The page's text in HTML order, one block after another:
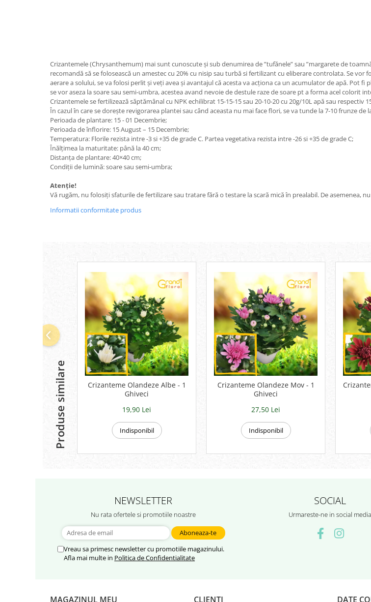
Crizantemele (Chrysanthemum) mai sunt cunoscute și sub denumirea de ”tufănele” sau ”margarete de
recomandă să se folosească un amestec cu 20% cu nisip sau turbă si fertilizant cu eliberare controlata. Se
aerare a solului, se va folosi perlit și veți avea și avantajul că acesta va acționa ca un acumulator de apă. Pot
se vor aseza la soare sau semi-umbra, acestea avand nevoie de destule raze de soare pt a forma acel colorit
Crizantemele se fertilizează săptămânal cu NPK echilibrat 15-15-15 sau 20-10-20 cu 20g/10L apă sau respectiv
În cazul în care se dorește revigorarea plantei sau când aceasta nu mai face flori, se va tunde la 7-10 frunze de
Perioada de plantare: 15 - 01 Decembrie;
Perioada de înflorire: 15 August – 15 Decembrie;
Temperatura: Florile rezista intre -3 si +35 de grade C. Partea vegetativa rezista intre -26 si +35 de grade C;
Înălțimea la maturitate: până la 40 cm;
Distanța de plantare: 40×40 cm;
Condiții de lumină: soare sau semi-umbra;
Atenție!
Vă rugăm, nu folosiți sfaturile de fertilizare sau tratare fără o testare la scară mică în prealabil. De asemenea,
Informatii conformitate produs
Produse similare
Crizanteme Olandeze Albe - 1
Ghiveci
19,90 Lei
Indisponibil
Crizanteme Olandeze Mov - 1
Ghiveci
27,50 Lei
Indisponibil
NEWSLETTER
Nu rata ofertele si promotiile noastre
Vreau sa primesc newsletter cu promotiile magazinului.
Afla mai multe in Politica de Confidentialitate
SOCIAL
Urmareste-ne in social media
MAGAZINUL MEU CLIENTI DATE